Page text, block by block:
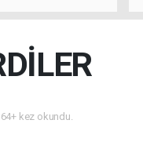
kez okundu.